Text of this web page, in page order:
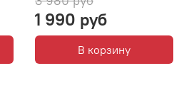
1 990 руб
В корзину